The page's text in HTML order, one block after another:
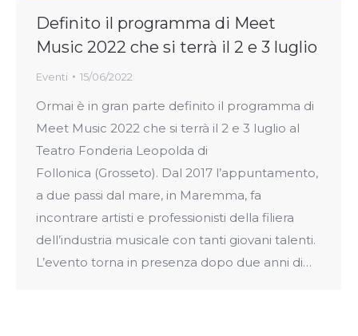
Definito il programma di Meet
Music 2022 che si terrà il 2 e 3 luglio
Eventi 15/06/2022
Ormai è in gran parte definito il programma di
Meet Music 2022 che si terrà il 2 e 3 luglio al
Teatro Fonderia Leopolda di
Follonica (Grosseto). Dal 2017 l’appuntamento,
a due passi dal mare, in Maremma, fa
incontrare artisti e professionisti della filiera
dell’industria musicale con tanti giovani talenti.
L’evento torna in presenza dopo due anni di…